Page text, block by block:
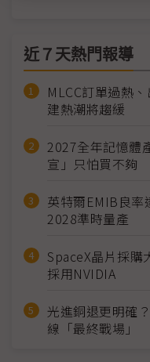
近７天熱門報導
MLCC訂單過熱
建熱潮將趨緩
2027全年記憶體
宣」只怕買不夠
英特爾EMIB良
2028準時量產
SpaceX晶片採
採用NVIDIA
光進銅退更明確
線「最終戰場」